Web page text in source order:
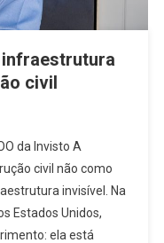
civil
da Invisto A
civil não como
invisível. Na
Estados Unidos,
ela está